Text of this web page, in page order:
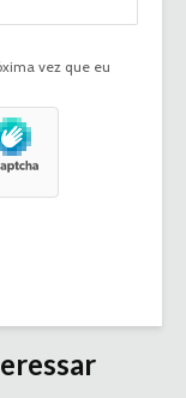
vez que eu